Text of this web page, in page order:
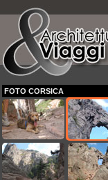
FOTO CORSICA